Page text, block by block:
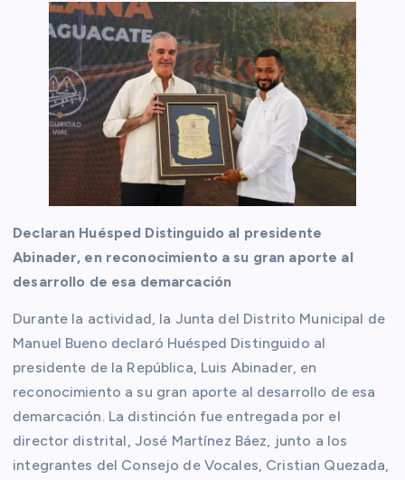
Declaran Huésped Distinguido al presidente
Abinader, en reconocimiento a su gran aporte al
desarrollo de esa demarcación
Durante la actividad, la Junta del Distrito Municipal de
Manuel Bueno declaró Huésped Distinguido al
presidente de la República, Luis Abinader, en
reconocimiento a su gran aporte al desarrollo de esa
demarcación. La distinción fue entregada por el
director distrital, José Martínez Báez, junto a los
integrantes del Consejo de Vocales, Cristian Quezada,